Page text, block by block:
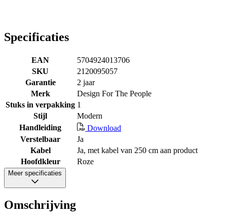
Specificaties
EAN
5704924013706
SKU
2120095057
Garantie
2 jaar
Merk
Design For The People
Stuks in verpakking 1
Stijl
Modern
Handleiding
Download
Verstelbaar
Ja
Kabel
Ja, met kabel van 250 cm aan product
Hoofdkleur
Roze
Meer specificaties
Omschrijving